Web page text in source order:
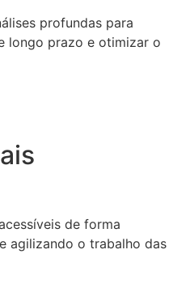
profundas para
longo prazo e otimizar o
de forma
agilizando o trabalho das